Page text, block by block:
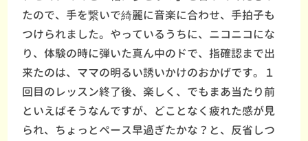
たので、手を繋いで綺麗に音楽に合わせ、手拍子も
つけられました。やっているうちに、ニコニコにな
り、体験の時に弾いた真ん中のドで、指確認まで出
来たのは、ママの明るい誘いかけのおかげです。１
回目のレッスン終了後、楽しく、でもまあ当たり前
といえばそうなんですが、どことなく疲れた感が見
られ、ちょっとペース早過ぎたかな？と、反省しつ